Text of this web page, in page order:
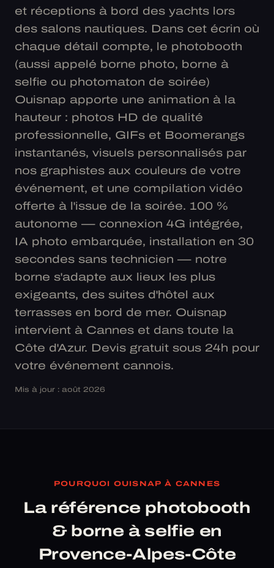
et réceptions à bord des yachts lors
des salons nautiques. Dans cet écrin où
chaque détail compte, le photobooth
(aussi appelé borne photo, borne à
selfie ou photomaton de soirée)
Ouisnap apporte une animation à la
hauteur : photos HD de qualité
professionnelle, GIFs et Boomerangs
instantanés, visuels personnalisés par
nos graphistes aux couleurs de votre
événement, et une compilation vidéo
offerte à l'issue de la soirée. 100 %
autonome — connexion 4G intégrée,
IA photo embarquée, installation en 30
secondes sans technicien — notre
borne s'adapte aux lieux les plus
exigeants, des suites d'hôtel aux
terrasses en bord de mer. Ouisnap
intervient à Cannes et dans toute la
Côte d'Azur. Devis gratuit sous 24h pour
votre événement cannois.
Mis à jour : août 2026
POURQUOI OUISNAP À CANNES
La référence photobooth
& borne à selfie en
Provence-Alpes-Côte